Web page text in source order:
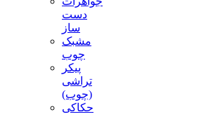
دست
ساز
مشبک
چوب
پیکر
تراشی
(چوب)
حکاکی